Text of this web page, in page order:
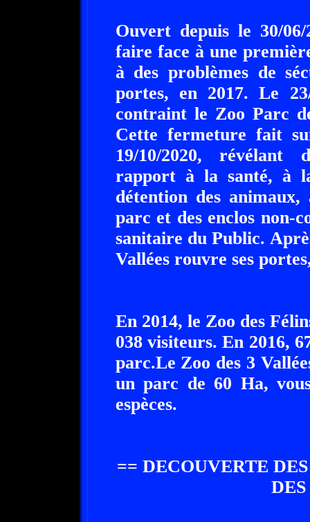
Ouvert depuis le 30/
faire face à une
à des problèmes de
portes, en 2017. Le
contraint le Zoo Parc
Cette fermeture fait
19/10/2020, révélant
rapport à la santé, à
détention des
parc et des enclos non-
sanitaire du Public.
Vallées rouvre ses
En 2014, le Zoo des
038 visiteurs. En 2016,
parc.Le Zoo des 3
un parc de 60 Ha,
espèces.
== DECOUVERTE